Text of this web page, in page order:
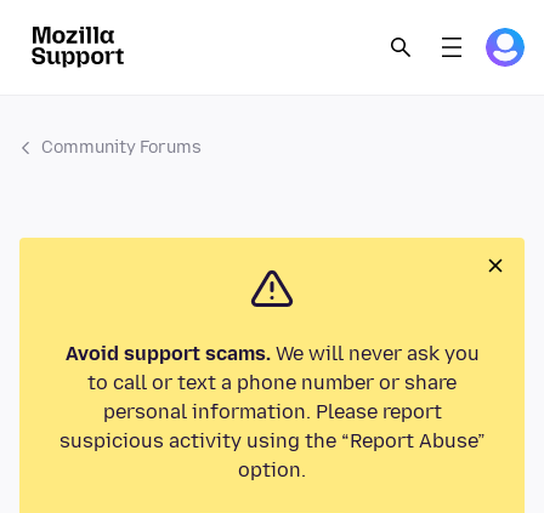
Community Forums
Avoid support scams.We will never ask you
to call or text a phone number or share
personal information. Please report
suspicious activity using the “Report Abuse”
option.